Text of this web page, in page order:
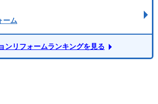
ーム
ンリフォームランキングを見る